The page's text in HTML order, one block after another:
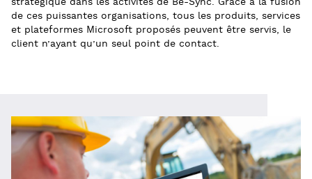
de ces puissantes organisations, tous les produits, services
et plateformes Microsoft proposés peuvent être servis, le
client n’ayant qu’un seul point de contact.